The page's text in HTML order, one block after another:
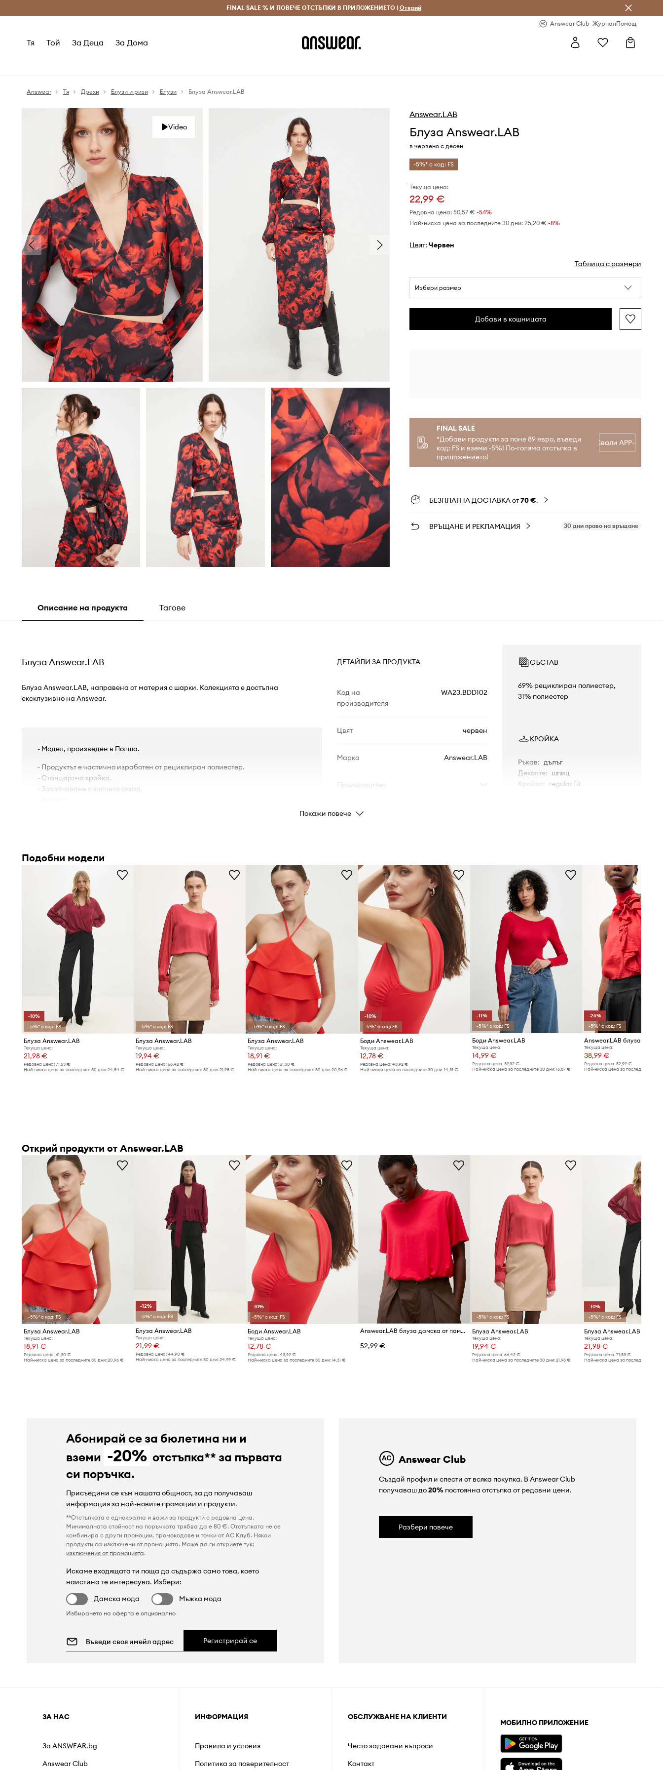
Безплатни доставка и връщане за поръчки над 70 EUR Доставка 1-5 дни
FINAL SALE % И ПОВЕЧЕ ОТСТЪПКИ В ПРИЛОЖЕНИЕТО | Открий
Answear Club ЖурналПомощ
Тя Той За Деца За Дома
Answear Тя Дрехи Блузи и ризи Блузи Блуза Answear.LAB
Video
Answear.LAB
Блуза Answear.LAB
в червено с десен
-5%* с код: FS
Текуща цена:
22,99 €
Редовна цена: 50,57 € -54%
Най-ниска цена за последните 30 дни: 25,20 € -8%
Цвят: червен
Таблица с размери
Избери размер
Добави в кошницата
FINAL SALE
*Добави продукти за поне 89 евро, въведи
код: FS и вземи -5%! По-голяма отстъпка в
приложението!
Свали APP-а
БЕЗПЛАТНА ДОСТАВКА от70 €.
ВРЪЩАНЕ И РЕКЛАМАЦИЯ 30 дни право на връщане
Описание на продукта Тагове
Блуза Answear.LAB
Блуза Answear.LAB, направена от материя с шарки. Колекцията е достъпна
ексклузивно на Answear.
- Модел, произведен в Полша.
- Продуктът е частично изработен от рециклиран полиестер.
- Стандартна кройка.
- Закопчаване с копчета отзад.
- Дължина: 40 cm.
- Ширина под мишниците: 44 cm.
- Мерките се отнасят за размер: S.
ДЕТАЙЛИ ЗА ПРОДУКТА
Код на
производителя
WA23.BDD102
Цвят червен
Марка Answear.LAB
Производител
Код на продукта
СЪСТАВ
69% рециклиран полиестер,
31% полиестер
КРОЙКА
Ръкав: дълъг
Деколте: шпиц
Кройка: regular fit
Таблица с размери
Покажи повече
Подобни модели
-10%
-5%* с код: FS
Блуза Answear.LAB
Текуща цена:
21,98 €
Редовна цена: 71,53 €
Най-ниска цена за последните 30 дни: 24,54 €
-5%* с код: FS
Блуза Answear.LAB
Текуща цена:
19,94 €
Редовна цена:66,42 €
Най-ниска цена за последните 30 дни:21,98 €
-5%* с код: FS
Блуза Answear.LAB
Текуща цена:
18,91 €
Редовна цена: 61,30 €
Най-ниска цена за последните 30 дни: 20,96 €
-10%
-5%* с код: FS
Боди Answear.LAB
Текуща цена:
12,78 €
Редовна цена: 43,92 €
Най-ниска цена за последните 30 дни: 14,31 €
-11%
-5%* с код: FS
Боди Answear.LAB
Текуща цена:
14,99 €
Редовна цена:39,32 €
Най-ниска цена за последните 30 дни:16,87 €
-26%
-5%* с код: FS
Текуща цена:
38,99 €
Редовна цена: 52,99 €
Най-ниска цена за последните 30
Открий продукти от Answear.LAB
-5%* с код: FS
Блуза Answear.LAB
Текуща цена:
18,91 €
Редовна цена: 61,30 €
Най-ниска цена за последните 30 дни: 20,96 €
-12%
-5%* с код: FS
Блуза Answear.LAB
Текуща цена:
21,99 €
Редовна цена:44,90 €
Най-ниска цена за последните 30 дни:24,99 €
-10%
-5%* с код: FS
Боди Answear.LAB
Текуща цена:
12,78 €
Редовна цена: 43,92 €
Най-ниска цена за последните 30 дни: 14,31 €
Answear.LAB блуза дамска от памук с еластан
52,99 €
-5%* с код: FS
Блуза Answear.LAB
Текуща цена:
19,94 €
Редовна цена:66,42 €
Най-ниска цена за последните 30 дни:21,98 €
-10%
-5%* с код: FS
Блуза Answear.LAB
Текуща цена:
21,98 €
Редовна цена: 71,53 €
Най-ниска цена за последните 30
Абонирай се за бюлетина ни и
вземи -20% отстъпка** за първата
си поръчка.
Присъедини се към нашата общност, за да получаваш
информация за най-новите промоции и продукти.
**Отстъпката е еднократна и важи за продукти с редовна цена.
Минималната стойност на поръчката трябва да е 80 €. Отстъпката не се
комбинира с други промоции, промокодове и точки от AC Клуб. Някои
продукти са изключени от промоцията. Може да ги откриете тук:
изключения от промоцията.
Искаме входящата ти поща да съдържа само това, което
наистина те интересува. Избери:
Дамска мода
Мъжка мода
Избирането на оферта е опционално
Регистрирай се
Answear Club
Създай профил и спести от всяка покупка. В Answear Club
получаваш до20%постоянна отстъпка от редовни цени.
Разбери повече
ЗА НАС
За ANSWEAR.bg
Answear Club
ИНФОРМАЦИЯ
Правила и условия
Политика за поверителност
ОБСЛУЖВАНЕ НА КЛИЕНТИ
Често задавани въпроси
Контакт
МОБИЛНО ПРИЛОЖЕНИЕ